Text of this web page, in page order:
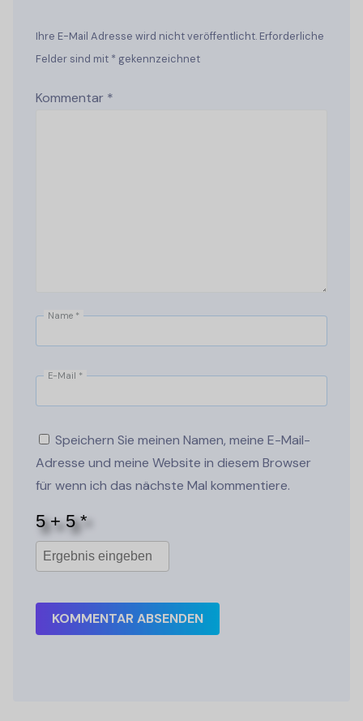
Ihre E-Mail Adresse wird nicht veröffentlicht. Erforderliche
Felder sind mit * gekennzeichnet
Kommentar *
Name *
E-Mail *
Speichern Sie meinen Namen, meine E-Mail-
Adresse und meine Website in diesem Browser
für wenn ich das nächste Mal kommentiere.
KOMMENTAR ABSENDEN